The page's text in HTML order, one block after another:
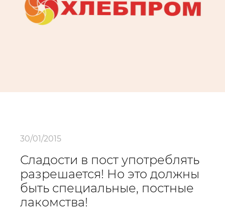
30/01/2015
Сладости в пост употреблять
разрешается! Но это должны
быть специальные, постные
лакомства!